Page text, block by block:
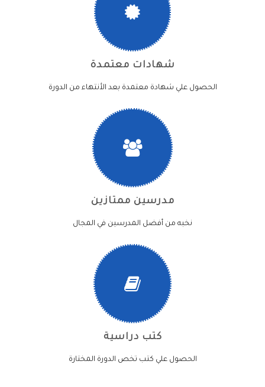
شهادات معتمدة
الحصول علي شهادة معتمدة بعد الأنتهاء من الدورة
مدرسين ممتازين
نخبه من أفضل المدرسين في المجال
كتب دراسية
الحصول علي كتب تخص الدورة المختارة